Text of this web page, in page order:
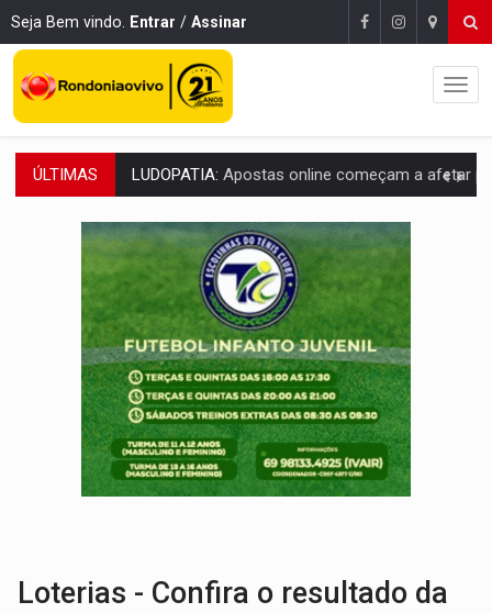
Seja Bem vindo. Entrar / Assinar
ÚLTIMAS REFLORESTAMENTO: Plantar árvores não será mais suficiente para
OVNIS NA LUA:Cientistas alertam para possível base secreta no satélite
ACABOU COM PEUGEOT:Incêndio destrói carro que era rebocado para oficina
VÍDEO: Ladrão é filmado furtando moto na frente do bar
BOLSAS DE PESQUISA:Iniciativa Amazônia+10 lança chamada para fortalecer
MATERIAL:Brasil tem grandes reservas de urânio, mas produz pouco e
VÍDEO:Serpente capturada na fábrica da Coca-Cola é
HOMENAGEM:Cientistas cassados pelo AI-5 se tornam pesquisadores
Loterias - Confira o resultado da